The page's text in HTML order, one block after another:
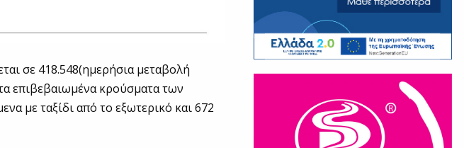
σε 418.548(ημερήσια μεταβολή
επιβεβαιωμένα κρούσματα των
με ταξίδι από το εξωτερικό και 672